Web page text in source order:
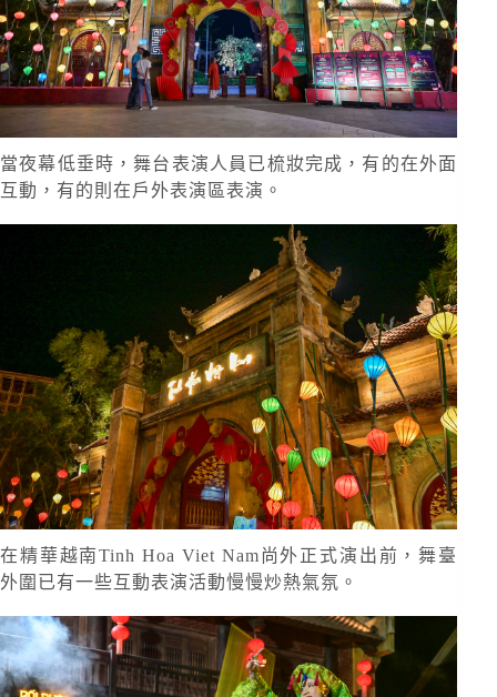
當夜幕低垂時，舞台表演人員已梳妝完成，有的在外面
互動，有的則在戶外表演區表演。
在精華越南Tinh Hoa Viet Nam尚外正式演出前，舞臺
外圍已有一些互動表演活動慢慢炒熱氣氛。